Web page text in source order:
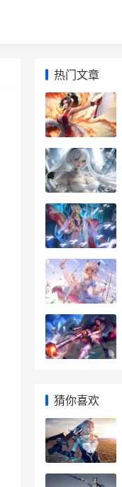
热门文章
猜你喜欢